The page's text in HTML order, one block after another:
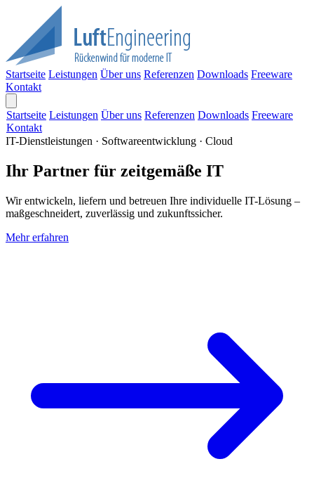
Startseite Leistungen Über uns Referenzen Downloads Freeware
Kontakt
Startseite Leistungen Über uns Referenzen Downloads Freeware
Kontakt
IT-Dienstleistungen · Softwareentwicklung · Cloud
Ihr Partner für zeitgemäße IT
Wir entwickeln, liefern und betreuen Ihre individuelle IT-Lösung –
maßgeschneidert, zuverlässig und zukunftssicher.
Mehr erfahren